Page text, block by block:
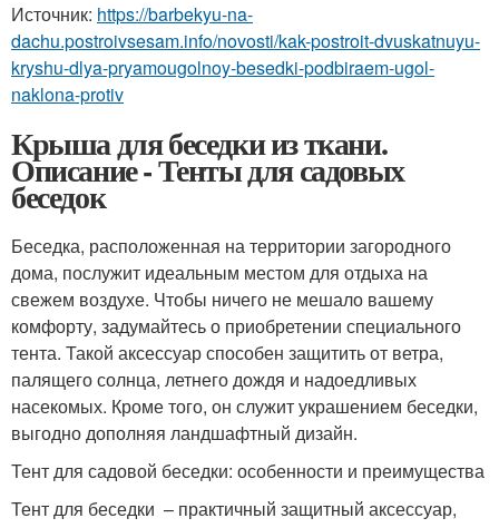
Источник: https://barbekyu-na-
dachu.postroivsesam.info/novosti/kak-postroit-dvuskatnuyu-
kryshu-dlya-pryamougolnoy-besedki-podbiraem-ugol-
naklona-protiv
Крыша для беседки из ткани.
Описание - Тенты для садовых
беседок
Беседка, расположенная на территории загородного
дома, послужит идеальным местом для отдыха на
свежем воздухе. Чтобы ничего не мешало вашему
комфорту, задумайтесь о приобретении специального
тента. Такой аксессуар способен защитить от ветра,
палящего солнца, летнего дождя и надоедливых
насекомых. Кроме того, он служит украшением беседки,
выгодно дополняя ландшафтный дизайн.
Тент для садовой беседки: особенности и преимущества
Тент для беседки – практичный защитный аксессуар,